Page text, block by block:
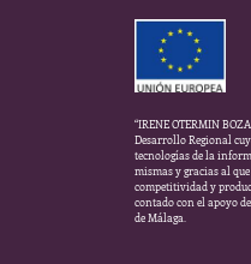
“IRENE OTERMIN
Desarrollo Regional
tecnologías de la
mismas y gracias al
competitividad y
contado con el apoyo
de Málaga.